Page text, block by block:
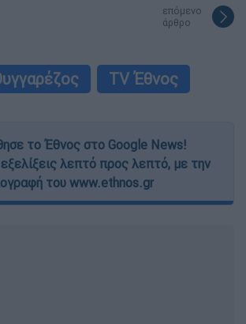
επόμενο
άρθρο
TV Έθνος
το Έθνος στο Google News!
λεπτό προς λεπτό, με την
του www.ethnos.gr